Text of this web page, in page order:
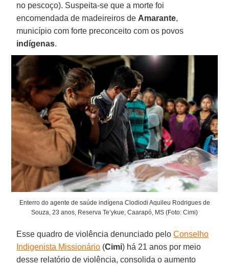
no pescoço). Suspeita-se que a morte foi
encomendada de madeireiros de Amarante,
município com forte preconceito com os povos
indígenas.
Enterro do agente de saúde indígena Clodiodi Aquileu Rodrigues de
Souza, 23 anos, Reserva Te’ykue, Caarapó, MS (Foto: Cimi)
Esse quadro de violência denunciado peloConselho
Indigenista Missionário (Cimi) há 21 anos por meio
desse relatório de violência, consolida o aumento